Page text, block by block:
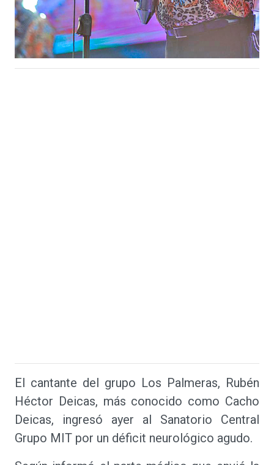
El cantante del grupo Los Palmeras, Rubén
Héctor Deicas, más conocido como Cacho
Deicas, ingresó ayer al Sanatorio Central
Grupo MIT por un déficit neurológico agudo.